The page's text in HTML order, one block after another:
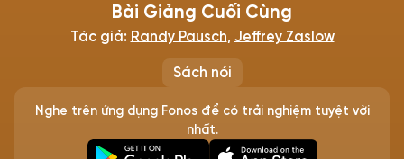
Sách nói
Bài Giảng Cuối Cùng
Tác giả: Randy Pausch, Jeffrey Zaslow
Nghe trên ứng dụng Fonos để có trải nghiệm tuyệt vời
nhất.